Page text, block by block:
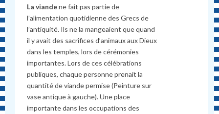
La viandene fait pas partie de
l’alimentation quotidienne des Grecs de
l’antiquité. Ils ne la mangeaient que quand
il y avait des sacrifices d’animaux aux Dieux
dans les temples, lors de cérémonies
importantes. Lors de ces célébrations
publiques, chaque personne prenait la
quantité de viande permise (Peinture sur
vase antique à gauche). Une place
importante dans les occupations des